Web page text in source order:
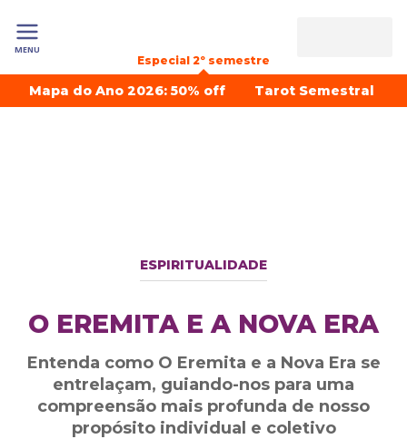
MENU
Especial 2º semestre
Mapa do Ano 2026: 50% off Tarot Semestral
ESPIRITUALIDADE
O EREMITA E A NOVA ERA
Entenda como O Eremita e a Nova Era se
entrelaçam, guiando-nos para uma
compreensão mais profunda de nosso
propósito individual e coletivo